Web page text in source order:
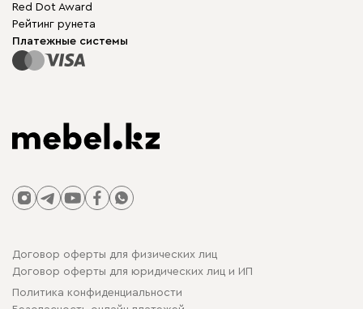
Карта сайта
Модульная мебель
Столы и стулья
Red Dot Award
Рейтинг рунета
Платежные системы
Договор оферты для физических лиц
Договор оферты для юридических лиц и ИП
Политика конфиденциальности